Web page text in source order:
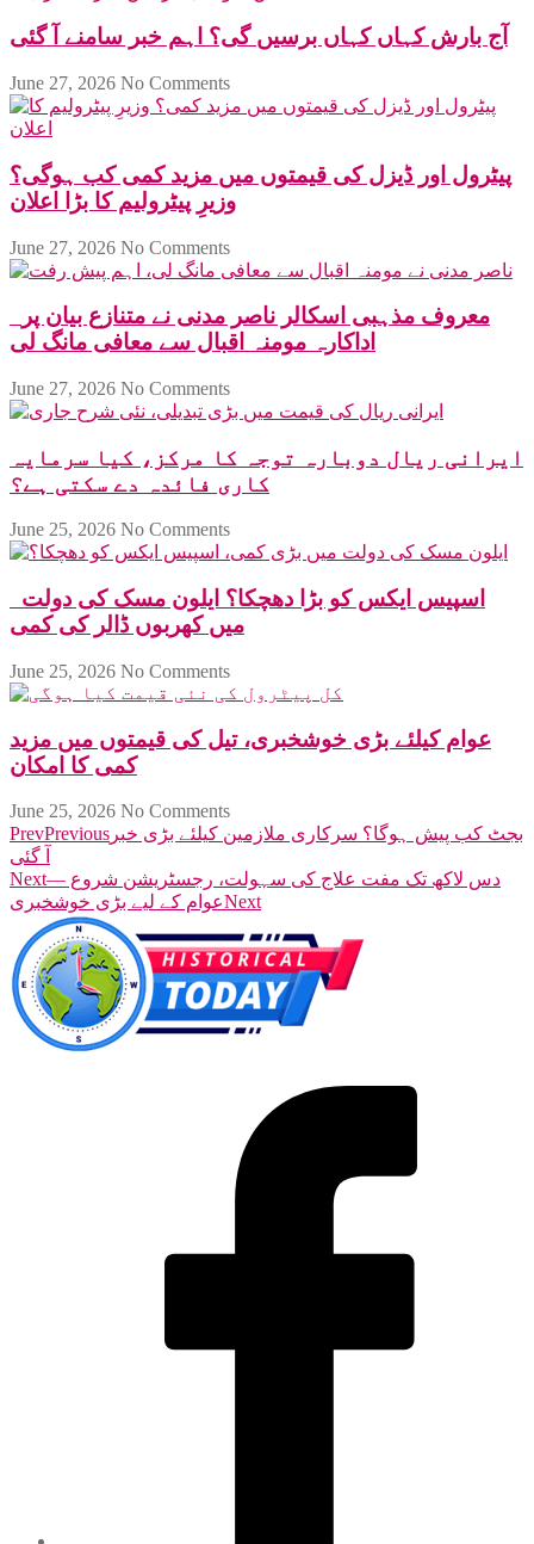
آج بارش کہاں کہاں برسیں گی؟ اہم خبر سامنے آ گئی
June 27, 2026 No Comments
پیٹرول اور ڈیزل کی قیمتوں میں مزید کمی کب ہوگی؟
وزیرِ پیٹرولیم کا بڑا اعلان
June 27, 2026 No Comments
اداکارہ مومنہ اقبال سے معافی مانگ لی
June 27, 2026 No Comments
ایرانی ریال دوبارہ توجہ کا مرکز، کیا سرمایہ
کاری فائدہ دے سکتی ہے؟
June 25, 2026 No Comments
میں کھربوں ڈالر کی کمی
June 25, 2026 No Comments
عوام کیلئے بڑی خوشخبری، تیل کی قیمتوں میں مزید
کمی کا امکان
June 25, 2026 No Comments
PrevPrevious بجٹ کب پیش ہوگا؟ سرکاری ملازمین کیلئے بڑی خبر
آ گئی
Nextدس لاکھ تک مفت علاج کی سہولت، رجسٹریشن شروع —
عوام کے لیے بڑی خوشخبریNext